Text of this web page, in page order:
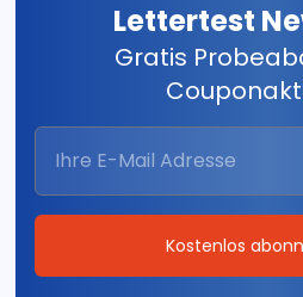
Lettertest
Gratis
Kostenlos